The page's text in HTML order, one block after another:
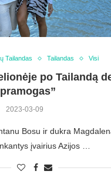
Tailandas Tailandas Visi
po Tailandą
2023-03-09
Bosu ir dukra
įvairius Azijos …